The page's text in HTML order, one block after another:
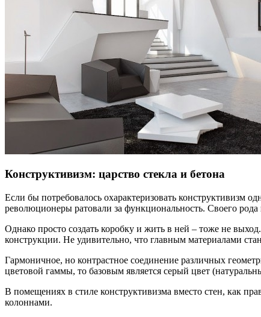
Конструктивизм: царство стекла и бетона
Если бы потребовалось охарактеризовать конструктивизм
революционеры ратовали за функциональность. Своего
Однако просто создать коробку и жить в ней – тоже не
конструкции. Не удивительно, что главным материалами
Гармоничное, но контрастное соединение различных
цветовой гаммы, то базовым является серый цвет
В помещениях в стиле конструктивизма вместо стен, как
колоннами.